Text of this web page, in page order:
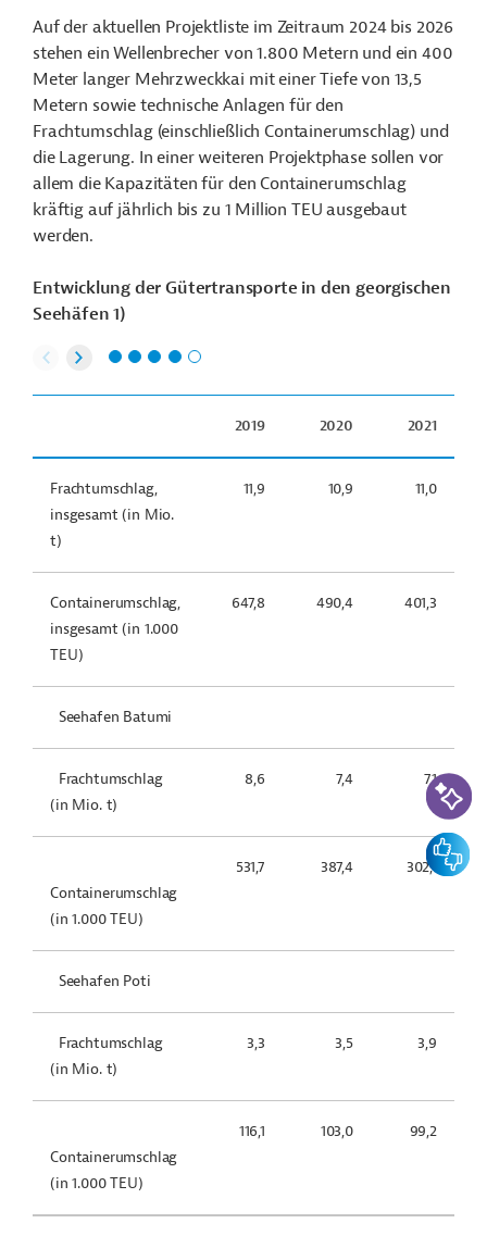
Auf der aktuellen Projektliste im Zeitraum 2024 bis 2026
stehen ein Wellenbrecher von 1.800 Metern und ein 400
Meter langer Mehrzweckkai mit einer Tiefe von 13,5
Metern sowie technische Anlagen für den
Frachtumschlag (einschließlich Containerumschlag) und
die Lagerung. In einer weiteren Projektphase sollen vor
allem die Kapazitäten für den Containerumschlag
kräftig auf jährlich bis zu 1 Million TEU ausgebaut
werden.
Entwicklung der Gütertransporte in den georgischen
Seehäfen 1)
2019 2020 2021
Frachtumschlag,
insgesamt (in Mio.
t)
11,9 10,9 11,0
Containerumschlag,
insgesamt (in 1.000
TEU)
647,8 490,4 401,3
Seehafen Batumi
Frachtumschlag
(in Mio. t)
8,6 7,4 7,1
Containerumschlag
(in 1.000 TEU)
531,7 387,4 302,1
Seehafen Poti
Frachtumschlag
(in Mio. t)
3,3 3,5 3,9
Containerumschlag
(in 1.000 TEU)
116,1 103,0 99,2
KI-